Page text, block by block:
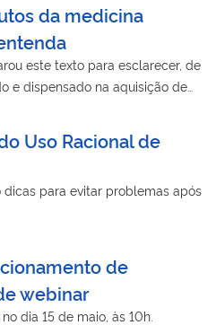
da medicina
este texto para esclarecer, de
e dispensado na aquisição de
Uso Racional de
dicas para evitar problemas após
de
webinar
dia 15 de maio, às 10h.